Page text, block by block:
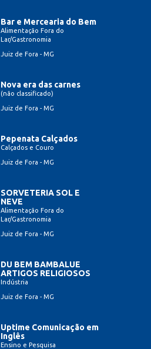
Bar e Mercearia do Bem
Alimentação Fora do
Lar/Gastronomia
Juiz de Fora - MG
Nova era das carnes
(não classificado)
Juiz de Fora - MG
Pepenata Calçados
Calçados e Couro
Juiz de Fora - MG
SORVETERIA SOL E
NEVE
Alimentação Fora do
Lar/Gastronomia
Juiz de Fora - MG
DU BEM BAMBALUE
ARTIGOS RELIGIOSOS
Indústria
Juiz de Fora - MG
Uptime Comunicação em
Inglês
Ensino e Pesquisa